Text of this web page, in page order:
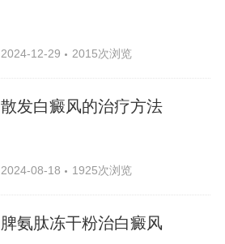
2024-12-29 2015次浏览
散发白癜风的治疗方法
2024-08-18 1925次浏览
脾氨肽冻干粉治白癜风